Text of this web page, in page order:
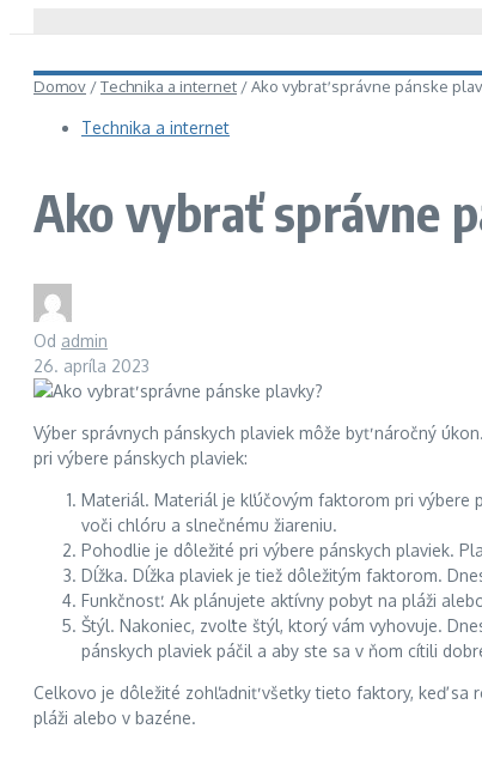
Domov /Technika a internet /Ako vybrať správne pánske
Technika a internet
Ako vybrať správne
Od admin
26. apríla 2023
Výber správnych pánskych plaviek môže byť náročný
pri výbere pánskych plaviek:
Materiál. Materiál je kľúčovým faktorom pri výbere
voči chlóru a slnečnému žiareniu.
Pohodlie je dôležité pri výbere pánskych plaviek.
Dĺžka. Dĺžka plaviek je tiež dôležitým faktorom.
Funkčnosť. Ak plánujete aktívny pobyt na pláži
Štýl. Nakoniec, zvoľte štýl, ktorý vám vyhovuje.
pánskych plaviek páčil a aby ste sa v ňom cítili
Celkovo je dôležité zohľadniť všetky tieto faktory, keď sa
pláži alebo v bazéne.